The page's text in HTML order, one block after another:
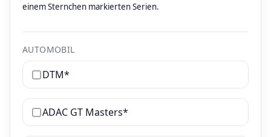
einem Sternchen markierten Serien.
AUTOMOBIL
DTM*
ADAC GT Masters*